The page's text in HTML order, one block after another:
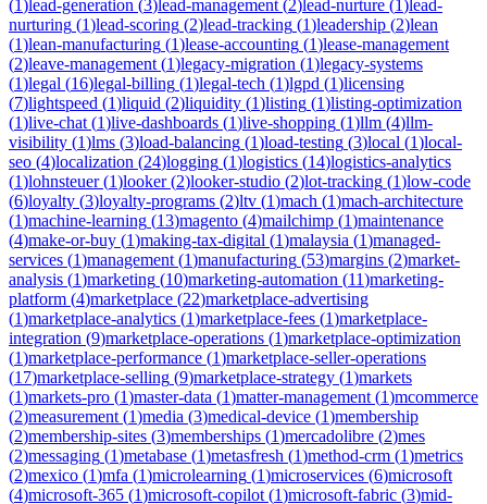
(1)lead-generation (3)lead-management (2)lead-nurture (1)lead-
nurturing (1)lead-scoring (2)lead-tracking (1)leadership (2)lean
(1)lean-manufacturing (1)lease-accounting (1)lease-management
(2)leave-management (1)legacy-migration (1)legacy-systems
(1)legal (16)legal-billing (1)legal-tech (1)lgpd (1)licensing
(7)lightspeed (1)liquid (2)liquidity (1)listing (1)listing-optimization
(1)live-chat (1)live-dashboards (1)live-shopping (1)llm (4)llm-
visibility (1)lms (3)load-balancing (1)load-testing (3)local (1)local-
seo (4)localization (24)logging (1)logistics (14)logistics-analytics
(1)lohnsteuer(1)looker(2)looker-studio (2)lot-tracking (1)low-code
(6)loyalty (3)loyalty-programs (2)ltv (1)mach (1)mach-architecture
(1)machine-learning (13)magento (4)mailchimp (1)maintenance
(4)make-or-buy (1)making-tax-digital (1)malaysia (1)managed-
services (1)management (1)manufacturing (53)margins (2)market-
analysis (1)marketing (10)marketing-automation (11)marketing-
platform (4)marketplace (22)marketplace-advertising
(1)marketplace-analytics (1)marketplace-fees (1)marketplace-
integration (9)marketplace-operations (1)marketplace-optimization
(1)marketplace-performance (1)marketplace-seller-operations
(17)marketplace-selling (9)marketplace-strategy (1)markets
(1)markets-pro (1)master-data (1)matter-management (1)mcommerce
(2)measurement (1)media (3)medical-device (1)membership
(2)membership-sites (3)memberships (1)mercadolibre (2)mes
(2)messaging (1)metabase (1)metasfresh (1)method-crm (1)metrics
(2)mexico (1)mfa (1)microlearning (1)microservices (6)microsoft
(4)microsoft-365 (1)microsoft-copilot (1)microsoft-fabric (3)mid-